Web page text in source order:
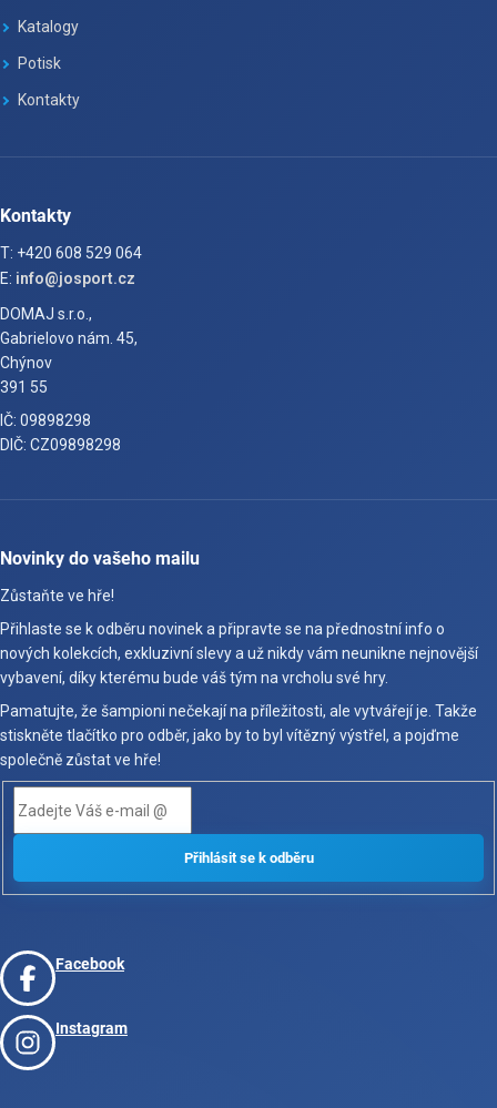
Katalogy
Potisk
Kontakty
Kontakty
T: +420 608 529 064
E: info@josport.cz
DOMAJ s.r.o.,
Gabrielovo nám. 45,
Chýnov
391 55
IČ: 09898298
DIČ: CZ09898298
Novinky do vašeho mailu
Zůstaňte ve hře!
Přihlaste se k odběru novinek a připravte se na přednostní info o
nových kolekcích, exkluzivní slevy a už nikdy vám neunikne nejnovější
vybavení, díky kterému bude váš tým na vrcholu své hry.
Pamatujte, že šampioni nečekají na příležitosti, ale vytvářejí je. Takže
stiskněte tlačítko pro odběr, jako by to byl vítězný výstřel, a pojďme
společně zůstat ve hře!
Facebook
Instagram